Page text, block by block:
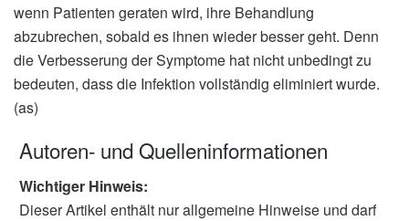
wenn Patienten geraten wird, ihre Behandlung
abzubrechen, sobald es ihnen wieder besser geht. Denn
die Verbesserung der Symptome hat nicht unbedingt zu
bedeuten, dass die Infektion vollständig eliminiert wurde.
(as)
Autoren- und Quelleninformationen
Wichtiger Hinweis:
Dieser Artikel enthält nur allgemeine Hinweise und darf